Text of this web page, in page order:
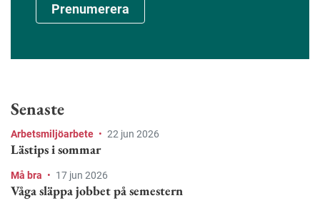
Prenumerera
Senaste
Arbetsmiljöarbete • 22 jun 2026
Lästips i sommar
Må bra • 17 jun 2026
Våga släppa jobbet på semestern